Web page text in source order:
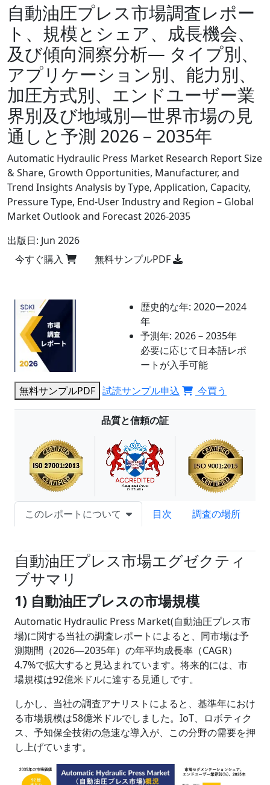
自動油圧プレス市場調査レポー
ト、規模とシェア、成長機会、
及び傾向洞察分析― タイプ別、
アプリケーション別、能力別、
加圧方式別、エンドユーザー業
界別及び地域別―世界市場の見
通しと予測 2026－2035年
Automatic Hydraulic Press Market Research Report Size
& Share, Growth Opportunities, Manufacturer, and
Trend Insights Analysis by Type, Application, Capacity,
Pressure Type, End-User Industry and Region – Global
Market Outlook and Forecast 2026-2035
出版日: Jun 2026
今すぐ購入
無料サンプルPDF
歴史的な年: 2020ー2024
年
予測年: 2026－2035年
必要に応じて日本語レポ
ートが入手可能
無料サンプルPDF 試読サンプル申込 今買う
品質と信頼の証
このレポートについて 目次
調査の場所
自動油圧プレス市場エグゼクティ
ブサマリ
1) 自動油圧プレスの市場規模
Automatic Hydraulic Press Market(自動油圧プレス市
場)に関する当社の調査レポートによると、同市場は予
測期間（2026―2035年）の年平均成長率（CAGR）
4.7%で拡大すると見込まれています。将来的には、市
場規模は92億米ドルに達する見通しです。
しかし、当社の調査アナリストによると、基準年におけ
る市場規模は58億米ドルでしました。IoT、ロボティク
ス、予知保全技術の急速な導入が、この分野の需要を押
し上げています。